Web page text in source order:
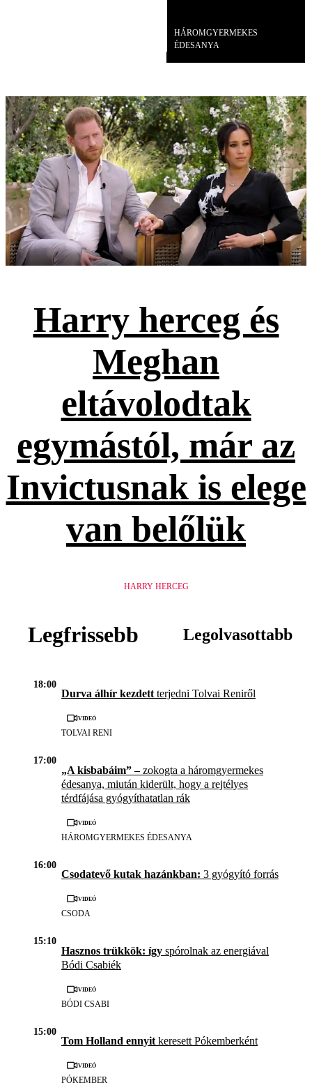
HÁROMGYERMEKES
ÉDESANYA
Harry herceg és
Meghan
eltávolodtak
egymástól, már az
Invictusnak is elege
van belőlük
HARRY HERCEG
Legfrissebb Legolvasottabb
18:00
Durva álhír kezdett terjedni Tolvai Reniről
Videó
TOLVAI RENI
17:00
„A kisbabáim” –zokogta a háromgyermekes
édesanya, miután kiderült, hogy a rejtélyes
térdfájása gyógyíthatatlan rák
Videó
HÁROMGYERMEKES ÉDESANYA
16:00
Csodatevő kutak hazánkban: 3 gyógyító forrás
Videó
CSODA
15:10
Hasznos trükkök: így spórolnak az energiával
Bódi Csabiék
Videó
BÓDI CSABI
15:00
Tom Holland ennyit keresett Pókemberként
Videó
PÓKEMBER